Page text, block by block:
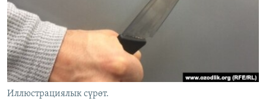
ЫҢГАЙСЫЗ СУРООЛОР
ЭЕ/АРнун бардык сайттары
Иллюстрациялык сүрөт.